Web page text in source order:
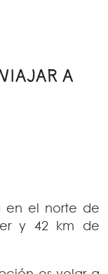
A
en el norte de
y 42 km de